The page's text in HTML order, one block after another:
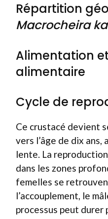
Répartition
Macrocheira
Alimentation
alimentaire
Cycle de
Ce crustacé devient
vers l’âge de dix ans,
lente. La
dans les zones
femelles se
l’accouplement, le
processus peut durer